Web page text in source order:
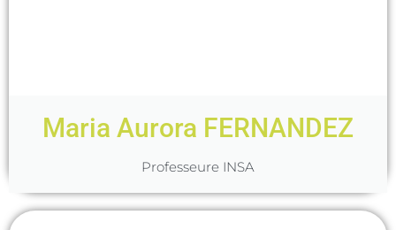
Maria Aurora FERNANDEZ
Professeure INSA